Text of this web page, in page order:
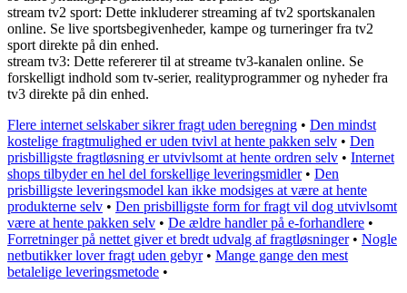
stream tv2 sport: Dette inkluderer streaming af tv2 sportskanalen
online. Se live sportsbegivenheder, kampe og turneringer fra tv2
sport direkte på din enhed.
stream tv3: Dette refererer til at streame tv3-kanalen online. Se
forskelligt indhold som tv-serier, realityprogrammer og nyheder fra
tv3 direkte på din enhed.
Flere internet selskaber sikrer fragt uden beregning • Den mindst
kostelige fragtmulighed er uden tvivl at hente pakken selv • Den
prisbilligste fragtløsning er utvivlsomt at hente ordren selv • Internet
shops tilbyder en hel del forskellige leveringsmidler• Den
prisbilligste leveringsmodel kan ikke modsiges at være at hente
produkterne selv • Den prisbilligste form for fragt vil dog utvivlsomt
være at hente pakken selv • De ældre handler på e-forhandlere •
Forretninger på nettet giver et bredt udvalg af fragtløsninger• Nogle
netbutikker lover fragt uden gebyr• Mange gange den mest
betalelige leveringsmetode •